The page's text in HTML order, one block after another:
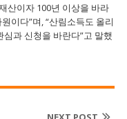
산이자 100년 이상을 바라
이다”며, “산림소득도 올리
과 신청을 바란다”고 말했